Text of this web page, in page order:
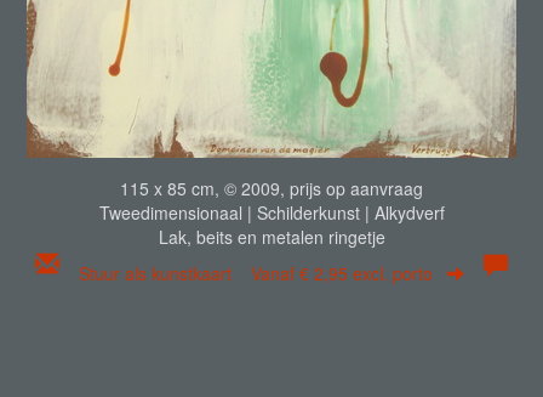
115 x 85 cm, © 2009, prijs op aanvraag
Tweedimensionaal | Schilderkunst | Alkydverf
Lak, beits en metalen ringetje
Stuur als kunstkaart Vanaf € 2,95 excl. porto